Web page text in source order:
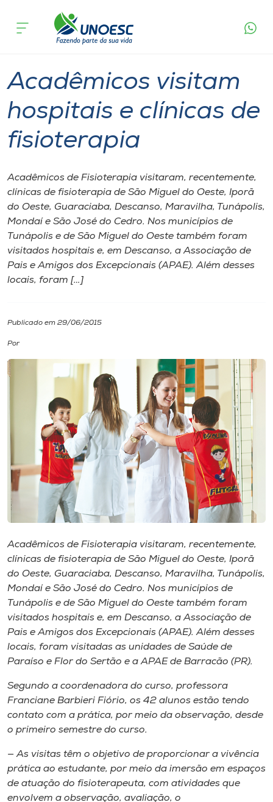
Cursos
Pesquisa
Atendimento ao Estudante
Portal de Ensino
A
Internacionalização
Cultura
Biblioteca
Editora
Museu
Unoesc
Store
Selecione
acontece
Acadêmicos visitam
hospitais e clínicas de
fisioterapia
Acadêmicos de Fisioterapia visitaram, recentemente,
clínicas de fisioterapia de São Miguel do Oeste, Iporã
do Oeste, Guaraciaba, Descanso, Maravilha, Tunápolis,
Mondaí e São José do Cedro. Nos municípios de
Tunápolis e de São Miguel do Oeste também foram
visitados hospitais e, em Descanso, a Associação de
Pais e Amigos dos Excepcionais (APAE). Além desses
locais, foram […]
Publicado em 29/06/2015
Por
Acadêmicos de Fisioterapia visitaram, recentemente,
clínicas de fisioterapia de São Miguel do Oeste, Iporã
do Oeste, Guaraciaba, Descanso, Maravilha, Tunápolis,
Mondaí e São José do Cedro. Nos municípios de
Tunápolis e de São Miguel do Oeste também foram
visitados hospitais e, em Descanso, a Associação de
Pais e Amigos dos Excepcionais (APAE). Além desses
locais, foram visitadas as unidades de Saúde de
Paraíso e Flor do Sertão e a APAE de Barracão (PR).
Segundo a coordenadora do curso, professora
Franciane Barbieri Fiório, os 42 alunos estão tendo
contato com a prática, por meio da observação, desde
o primeiro semestre do curso.
— As visitas têm o objetivo de proporcionar a vivência
prática ao estudante, por meio da imersão em espaços
de atuação do fisioterapeuta, com atividades que
envolvem a observação, avaliação, o